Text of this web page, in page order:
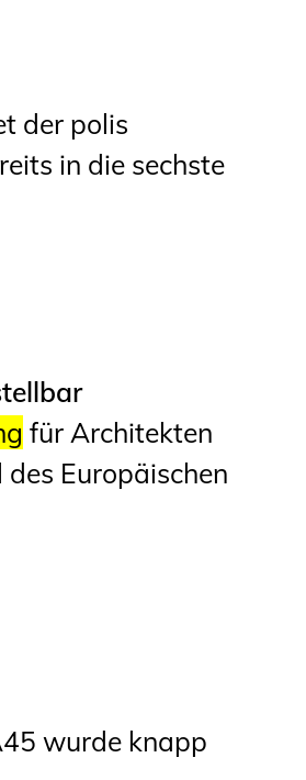
der polis
in die sechste
für Architekten
Europäischen
wurde knapp